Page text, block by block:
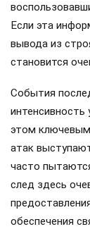
Если эта
вывода из
становится
События
этом ключевым
атак
часто
след здесь
обеспечения